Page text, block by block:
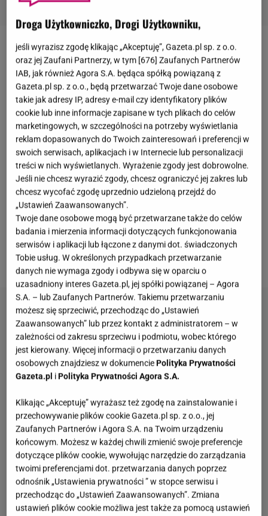
Dokładnie 5 października 2014 roku zmarłaAnna
Przybylska, uwielbiana aktorka i oddana matka.
Miała zaledwie 35 lat i pozostawiła trójkę dzieci.
Mija dziewięć lat odkąd odeszła, a fani wciąż
wracają chętnie wspomnieniami do czasów, kiedy
mogli oglądać Przybylską na ekranie. Najstarsza
pociecha aktorki,Oliwia Bieniuk, była niezwykle
blisko ze swoją mamą i do dziś często ją wspomina.
Co roku, by uczcić jej pamięć, córka aktorki publikuje
wyjątkowe archiwalne zdjęcia, na których możemy
zobaczyć ich nierozerwalną więź.Więcej zdjęć
Oliwii Bieniuk i Anny Przybylskiej znajdziesz w
galerii na górze strony.
Droga Użytkowniczko, Drogi Użytkowniku,
jeśli wyrazisz zgodę klikając „Akceptuję”, Gazeta.pl sp. z o.o.
oraz jej Zaufani Partnerzy, w tym [676] Zaufanych Partnerów
IAB, jak również Agora S.A. będąca spółką powiązaną z
Gazeta.pl sp. z o.o., będą przetwarzać Twoje dane osobowe
takie jak adresy IP, adresy e-mail czy identyfikatory plików
cookie lub inne informacje zapisane w tych plikach do celów
marketingowych, w szczególności na potrzeby wyświetlania
reklam dopasowanych do Twoich zainteresowań i preferencji w
swoich serwisach, aplikacjach i w Internecie lub personalizacji
treści w nich wyświetlanych. Wyrażenie zgody jest dobrowolne.
Jeśli nie chcesz wyrazić zgody, chcesz ograniczyć jej zakres lub
chcesz wycofać zgodę uprzednio udzieloną przejdź do
„Ustawień Zaawansowanych”.
Twoje dane osobowe mogą być przetwarzane także do celów
badania i mierzenia informacji dotyczących funkcjonowania
serwisów i aplikacji lub łączone z danymi dot. świadczonych
Tobie usług. W określonych przypadkach przetwarzanie
danych nie wymaga zgody i odbywa się w oparciu o
uzasadniony interes Gazeta.pl, jej spółki powiązanej – Agora
S.A. – lub Zaufanych Partnerów. Takiemu przetwarzaniu
możesz się sprzeciwić, przechodząc do „Ustawień
Zaawansowanych” lub przez kontakt z administratorem – w
zależności od zakresu sprzeciwu i podmiotu, wobec którego
jest kierowany. Więcej informacji o przetwarzaniu danych
osobowych znajdziesz w dokumenciePolityka Prywatności
Gazeta.pl iPolityka Prywatności Agora S.A.
Klikając „Akceptuję” wyrażasz też zgodę na zainstalowanie i
przechowywanie plików cookie Gazeta.pl sp. z o.o., jej
Zaufanych Partnerów i Agora S.A. na Twoim urządzeniu
końcowym. Możesz w każdej chwili zmienić swoje preferencje
dotyczące plików cookie, wywołując narzędzie do zarządzania
twoimi preferencjami dot. przetwarzania danych poprzez
odnośnik „Ustawienia prywatności ” w stopce serwisu i
przechodząc do „Ustawień Zaawansowanych”. Zmiana
ustawień plików cookie możliwa jest także za pomocą ustawień